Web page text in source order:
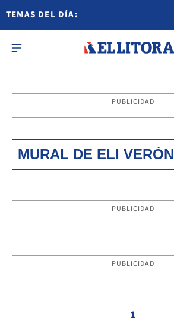
TEMAS DEL DÍA:
PUBLICIDAD
MURAL DE ELI VERÓN
PUBLICIDAD
PUBLICIDAD
1